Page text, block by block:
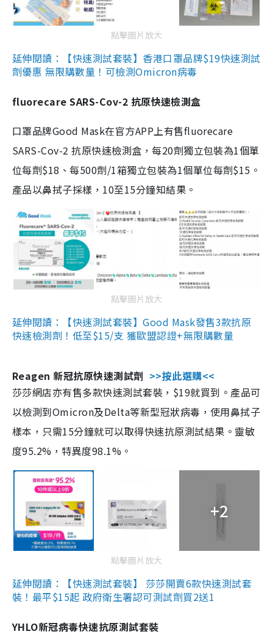
點擊圖片放大
延伸閱讀：【快速測試套裝】香港口罩品牌$19快速測試
劑優惠 無限購數量！可檢測Omicron病毒
fluorecare SARS-Cov-2 抗原快速檢測盒
口罩品牌Good Mask在官方APP上有售fluorecare
SARS-Cov-2 抗原快速檢測盒，每20劑獨立包裝為1個單
位每劑$18、每500劑/1箱獨立包裝為1個單位每劑$15。
產品以鼻拭子採樣，10至15分鐘知結果。
點擊圖片放大
延伸閱讀：【快速測試套裝】Good Mask發售3款抗原
快速檢測劑！低至$15/支 獲歐盟認證+無限購數量
Reagen 新冠抗原快速測試劑 >>按此選購<<
莎莎網店亦有售多款快速測試套裝，$19就買到。產品可
以檢測到Omicron及Delta等新型冠狀病毒，使用鼻拭子
樣本，只需15分鐘就可以取得快速抗原測試結果。靈敏
度95.2%，特異度98.1%。
+2
點擊圖片放大
延伸閱讀：【快速測試套裝】 莎莎開賣6款快速測試套
裝！最平$15起 政府衛生署認可測試劑買2送1
YHLO新冠病毒快速抗原測試套裝